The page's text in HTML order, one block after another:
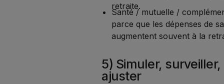
retraite.
Santé / mutuelle /
parce que les dépenses de
augmentent souvent à la
5) Simuler, surveiller,
ajuster